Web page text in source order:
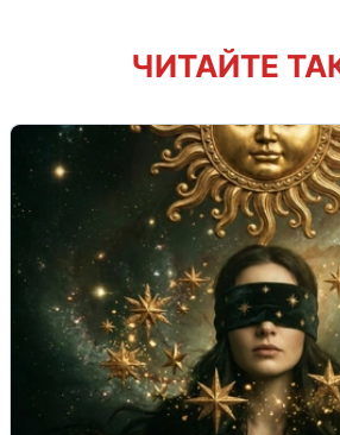
ЧИТАЙТЕ